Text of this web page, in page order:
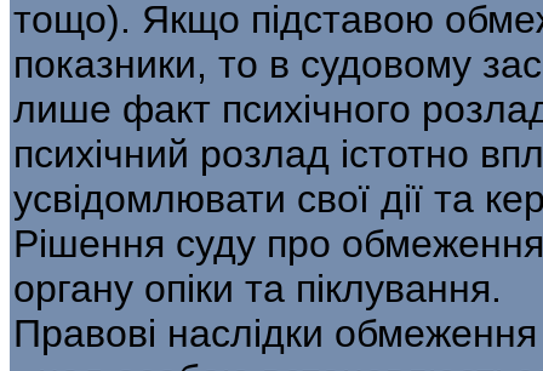
тощо). Якщо підставою
показники, то в судовому
лише факт психічного
психічний розлад істотно
усвідомлювати свої дії та
Рішення суду про обмеження
органу опіки та піклування.
Правові наслідки обмеження